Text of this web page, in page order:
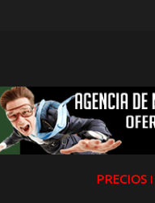
PRECIOS ǀ